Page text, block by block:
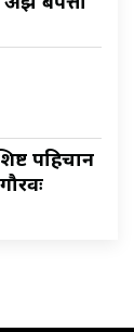
पहिचान